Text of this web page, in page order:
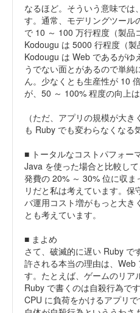
なるほど。そういう意味では
す。通常、モデリングツール
で 10 ～ 100 万行程度（製品
Kodougu は 5000 行程度（製
Kodougu は Web であるがゆ
うでない面とがあるので単
ん。少なくとも生産性が 10
が、50 ～ 100% 程度の向上は
（ただ、アプリの規模が大
も Ruby でも変わらなくなる
■ トータルなコストパフォー
Java を使った場合と比較し
発費の 20% ～ 30% 位に収
リだと私は考えています。
バ運用コスト増がもっと大き
とも考えています。
■ まよめ
さて、破滅的に遅い Ruby で
許される本当の理由は、Web
す。たとえば、ゲームのリア
Ruby で書くのは自殺行為で
CPU に負荷をかけるアプリ